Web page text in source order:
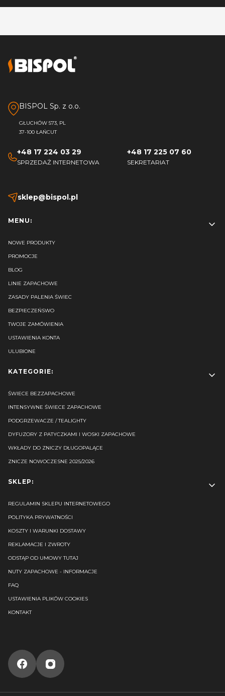
BISPOL Sp. z o.o.
GŁUCHÓW 573, PL
37-100 ŁAŃCUT
+48 17 224 03 29
SPRZEDAŻ INTERNETOWA
+48 17 225 07 60
SEKRETARIAT
sklep@bispol.pl
Linki w stopce
MENU:
NOWE PRODUKTY
PROMOCJE
BLOG
LINIE ZAPACHOWE
ZASADY PALENIA ŚWIEC
BEZPIECZEŃSWO
TWOJE ZAMÓWIENIA
USTAWIENIA KONTA
ULUBIONE
KATEGORIE:
ŚWIECE BEZZAPACHOWE
INTENSYWNE ŚWIECE ZAPACHOWE
PODGRZEWACZE / TEALIGHTY
DYFUZORY Z PATYCZKAMI I WOSKI ZAPACHOWE
WKŁADY DO ZNICZY DŁUGOPALĄCE
ZNICZE NOWOCZESNE 2025/2026
SKLEP:
REGULAMIN SKLEPU INTERNETOWEGO
POLITYKA PRYWATNOŚCI
KOSZTY I WARUNKI DOSTAWY
REKLAMACJE I ZWROTY
ODSTĄP OD UMOWY TUTAJ
NUTY ZAPACHOWE - INFORMACJE
FAQ
USTAWIENIA PLIKÓW COOKIES
KONTAKT